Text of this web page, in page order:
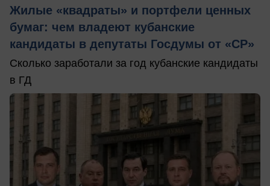
Жилые «квадраты» и портфели ценных
бумаг: чем владеют кубанские
кандидаты в депутаты Госдумы от «СР»
Сколько заработали за год кубанские кандидаты
в ГД